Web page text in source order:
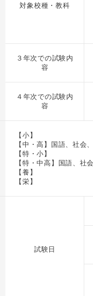
対象校種・教科
３年次での試験内
容
４年次での試験内
容
【小】
【中・高】国語、社
【特・小】
【特・中高】国語、
【養】
【栄】
試験日